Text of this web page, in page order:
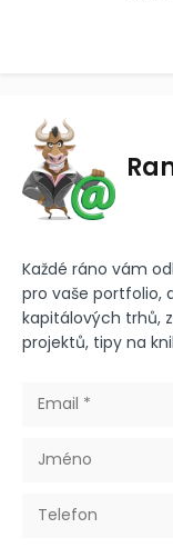
Každé ráno vám
pro vaše portfolio,
kapitálových trhů,
projektů, tipy na